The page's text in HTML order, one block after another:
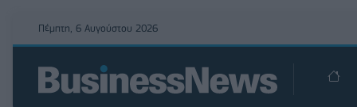
Πέμπτη, 6 Αυγούστου 2026